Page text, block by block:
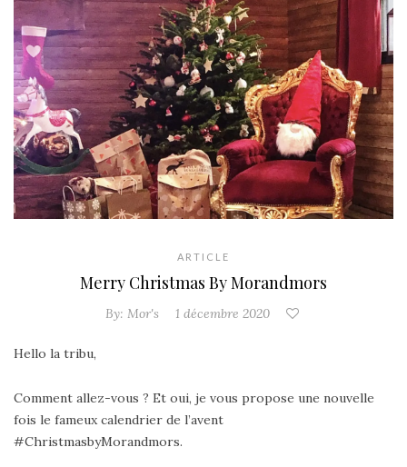
ARTICLE
Merry Christmas By Morandmors
By: Mor's 1 décembre 2020
Hello la tribu,
Comment allez-vous ? Et oui, je vous propose une nouvelle
fois le fameux calendrier de l’avent
#ChristmasbyMorandmors.